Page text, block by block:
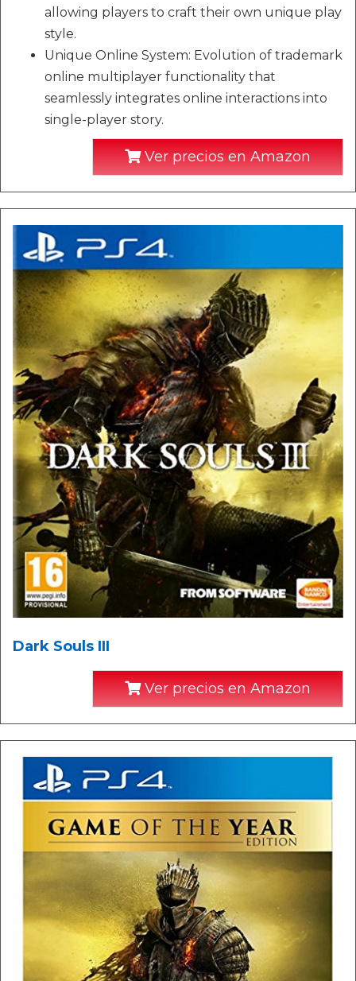
allowing players to craft their own unique play
style.
Unique Online System: Evolution of trademark
online multiplayer functionality that
seamlessly integrates online interactions into
single-player story.
Ver precios en Amazon
Dark Souls III
Ver precios en Amazon